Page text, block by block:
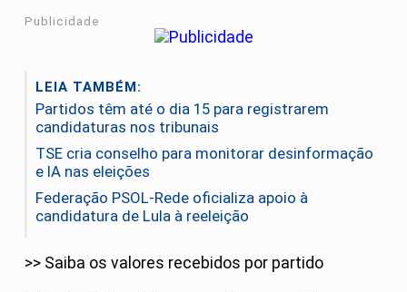
Publicidade
LEIA TAMBÉM:
Partidos têm até o dia 15 para registrarem
candidaturas nos tribunais
TSE cria conselho para monitorar desinformação
e IA nas eleições
Federação PSOL-Rede oficializa apoio à
candidatura de Lula à reeleição
>> Saiba os valores recebidos por partido